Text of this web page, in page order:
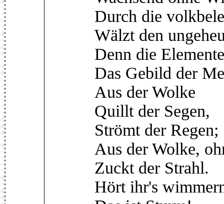
Durch die
Wälzt den
Denn die
Das Gebild der
Aus der Wolke
Quillt der Segen,
Strömt der Regen;
Aus der Wolke,
Zuckt der Strahl.
Hört ihr's